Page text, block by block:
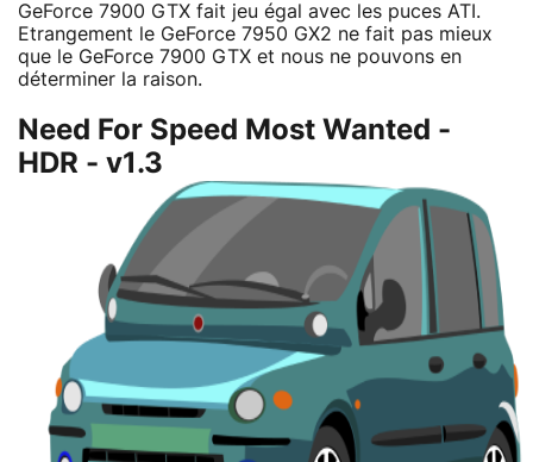
GeForce 7900 GTX fait jeu égal avec les puces ATI.
Etrangement le GeForce 7950 GX2 ne fait pas mieux
que le GeForce 7900 GTX et nous ne pouvons en
déterminer la raison.
Need For Speed Most Wanted -
HDR - v1.3